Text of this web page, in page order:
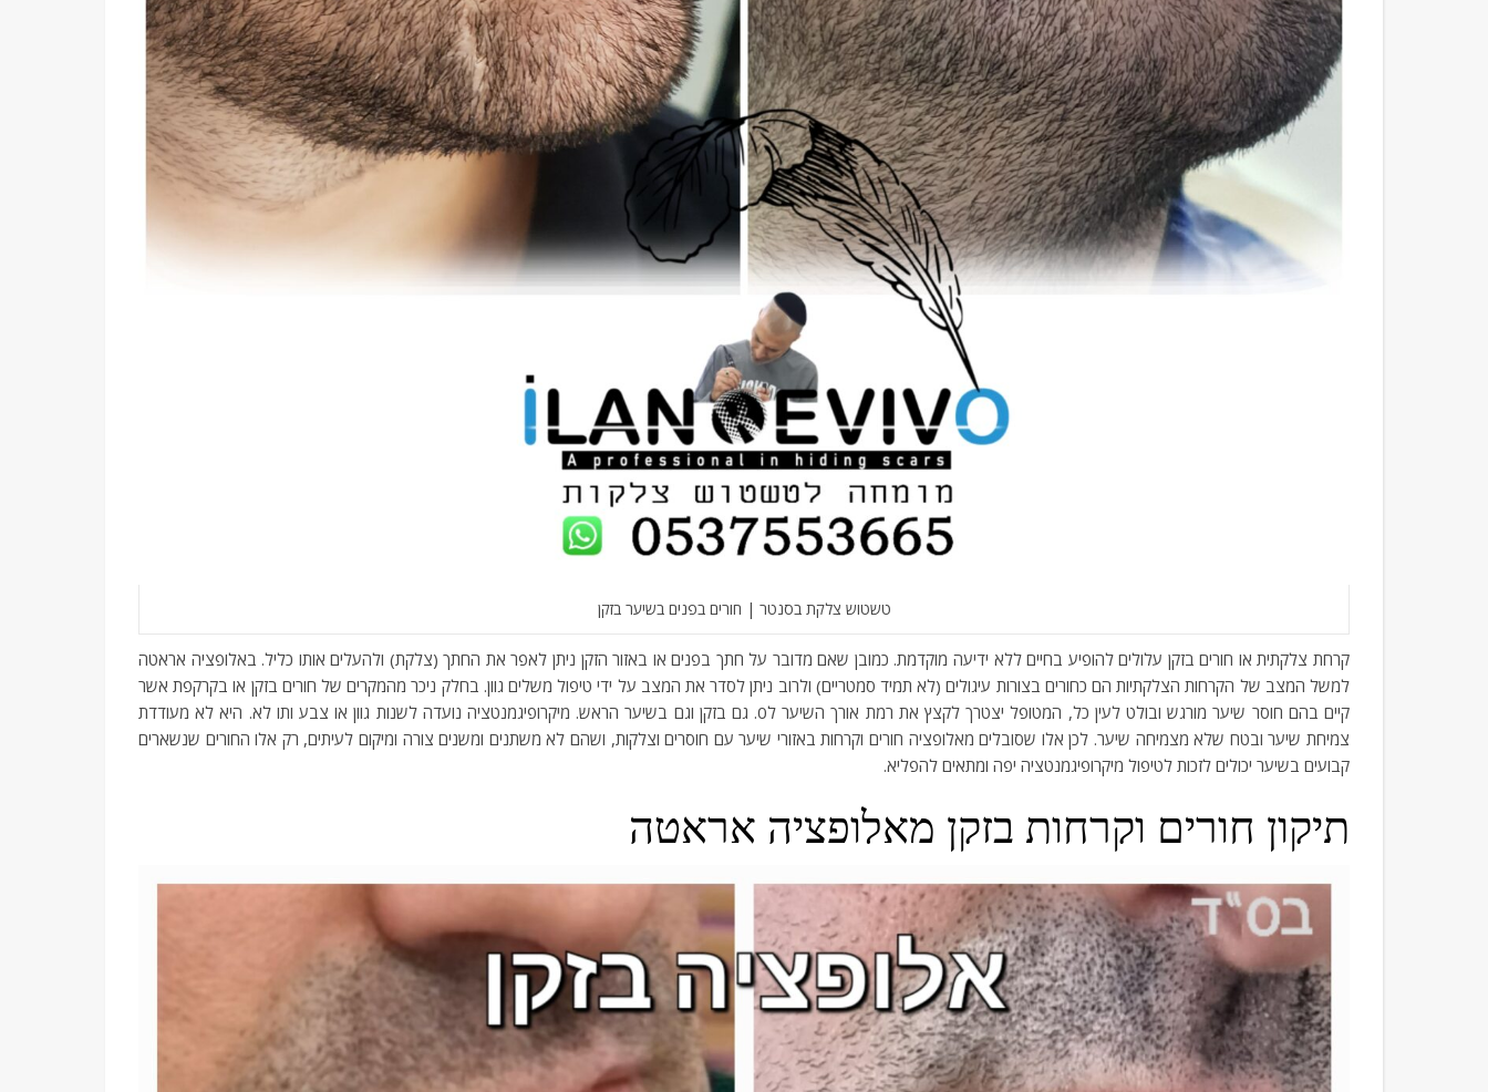
טשטוש צלקת בסנטר | חורים בפנים בשיער בזקן
קרחת צלקתית או חורים בזקן עלולים להופיע בחיים ללא ידיעה מוקדמת. כמובן שאם מדובר על חתך בפנים או באזור הזקן ניתן לאפר את החתך (צלקת) ולהעלים אותו כליל. באלופציה אראטה
למשל המצב של הקרחות הצלקתיות הם כחורים בצורות עיגולים (לא תמיד סמטריים) ולרוב ניתן לסדר את המצב על ידי טיפול משלים גוון. בחלק ניכר מהמקרים של חורים בזקן או בקרקפת אשר
קיים בהם חוסר שיער מורגש ובולט לעין כל, המטופל יצטרך לקצץ את רמת אורך השיער ל0. גם בזקן וגם בשיער הראש. מיקרופיגמנטציה נועדה לשנות גוון או צבע ותו לא. היא לא מעודדת
צמיחת שיער ובטח שלא מצמיחה שיער. לכן אלו שסובלים מאלופציה חורים וקרחות באזורי שיער עם חוסרים וצלקות, ושהם לא משתנים ומשנים צורה ומיקום לעיתים, רק אלו החורים שנשארים
קבועים בשיער יכולים לזכות לטיפול מיקרופיגמנטציה יפה ומתאים להפליא.
תיקון חורים וקרחות בזקן מאלופציה אראטה